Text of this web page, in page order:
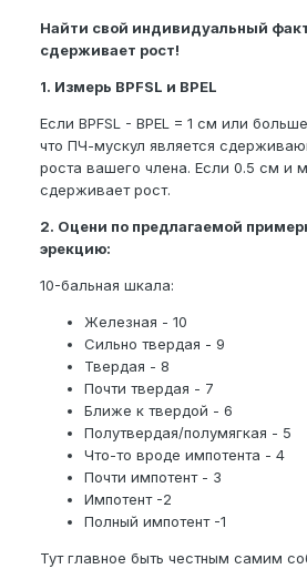
Найти свой индивидуальный
сдерживает рост!
1. Измерь BPFSL и BPEL
Если BPFSL - BPEL = 1 см или
что ПЧ-мускул является
роста вашего члена. Если 0.5 см и
сдерживает рост.
2. Оцени по предлагаемой
эрекцию:
10-бальная шкала:
Железная - 10
Сильно твердая - 9
Твердая - 8
Почти твердая - 7
Ближе к твердой - 6
Полутвердая/полумягкая - 5
Что-то вроде импотента - 4
Почти импотент - 3
Импотент -2
Полный импотент -1
Тут главное быть честным самим